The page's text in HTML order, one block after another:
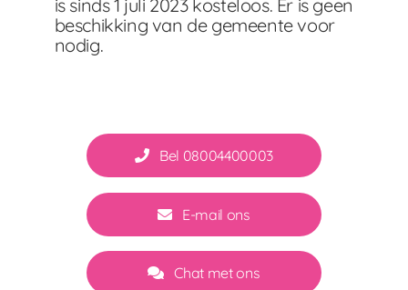
is sinds 1 juli 2023 kosteloos. Er is geen
beschikking van de gemeente voor
nodig.
Bel 08004400003
E-mail ons
Chat met ons